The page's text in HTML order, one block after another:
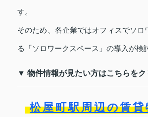
す。
そのため、各企業ではオフィスでソロ
る「ソロワークスペース」の導入が検
▼ 物件情報が見たい方はこちらを
松屋町駅周辺の賃